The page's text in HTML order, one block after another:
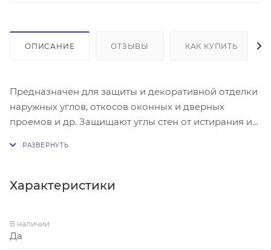
ОПИСАНИЕ ОТЗЫВЫ КАК КУПИТЬ
Предназначен для защиты и декоративной отделки
наружных углов, откосов оконных и дверных
проемов и др. Защищают углы стен от истирания и
Характеристики
В наличии
Да